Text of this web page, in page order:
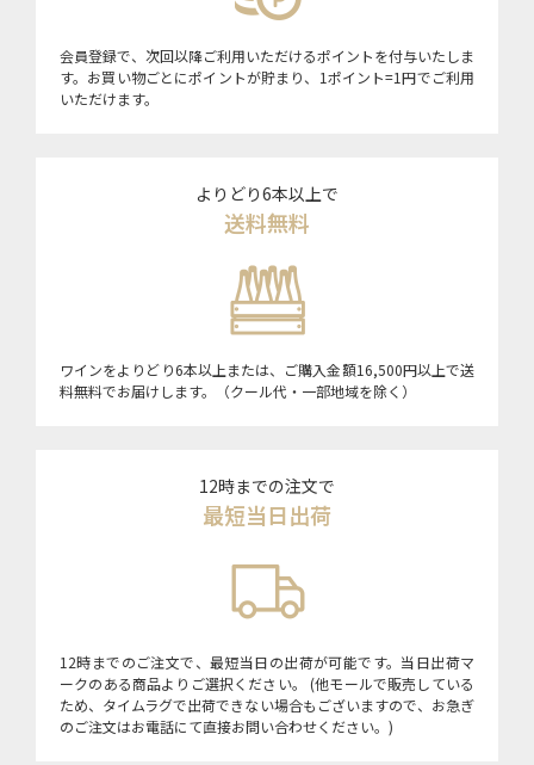
会員登録で、次回以降ご利用いただけるポイントを付与いたしま
す。お買い物ごとにポイントが貯まり、1ポイント=1円でご利用
いただけます。
よりどり6本以上で
送料無料
ワインをよりどり6本以上または、ご購入金額16,500円以上で送
料無料でお届けします。（クール代・一部地域を除く）
12時までの注文で
最短当日出荷
12時までのご注文で、最短当日の出荷が可能です。当日出荷マ
ークのある商品よりご選択ください。 (他モールで販売している
ため、タイムラグで出荷できない場合もございますので、お急ぎ
のご注文はお電話にて直接お問い合わせください。)